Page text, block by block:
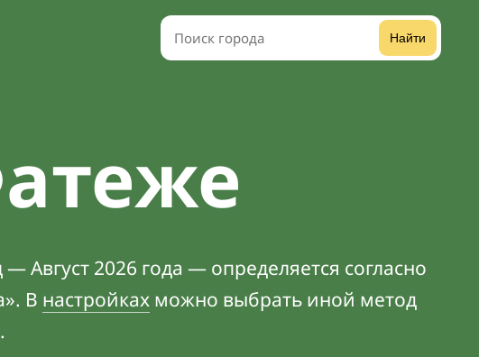
Найти
Август 2026 года — определяется согласно
В настройках можно выбрать иной метод